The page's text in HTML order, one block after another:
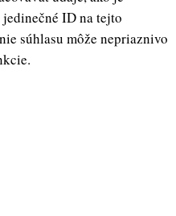
ID na tejto
súhlasu môže nepriaznivo